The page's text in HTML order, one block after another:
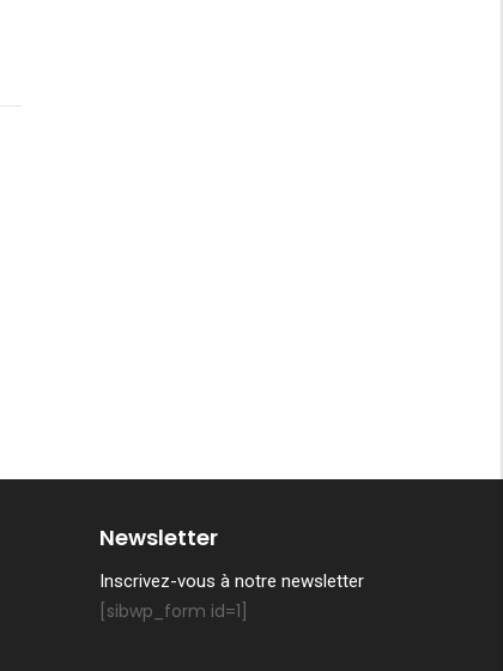
Newsletter
Inscrivez-vous à notre newsletter
[sibwp_form id=1]